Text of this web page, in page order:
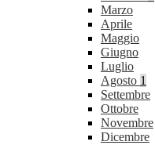
Marzo
Aprile
Maggio
Giugno
Luglio
Agosto 1
Settembre
Ottobre
Novembre
Dicembre